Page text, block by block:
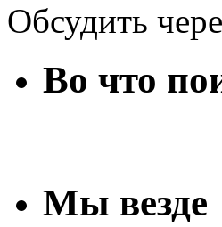
Обсудить
Во что
Мы везде